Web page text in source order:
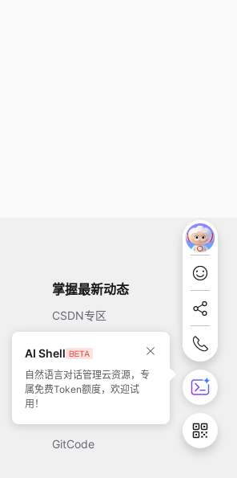
AI Shell
自然语言对话管理云资源，专
属免费Token额度，欢迎试
用！
掌握最新动态
CSDN专区
开源中国
51CTO
GitCode